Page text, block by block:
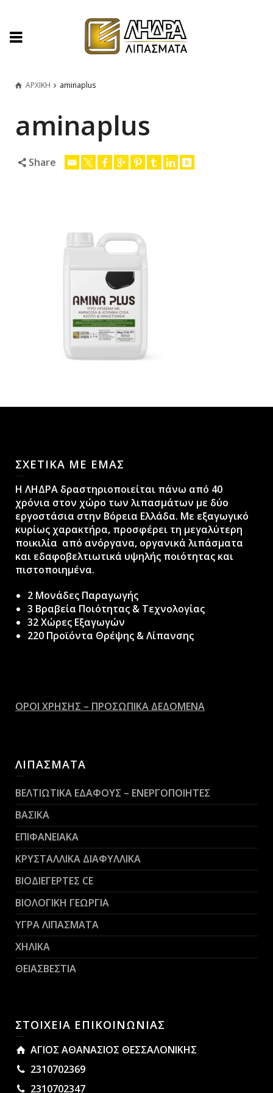
ΑΡΧΙΚΗ aminaplus
aminaplus
Share
ΣΧΕΤΙΚΑ ΜΕ ΕΜΑΣ
H ΛΗΔΡΑ δραστηριοποιείται πάνω από 40
χρόνια στον χώρο των λιπασμάτων με δύο
εργοστάσια στην Βόρεια Ελλάδα. Με εξαγωγικό
κυρίως χαρακτήρα, προσφέρει τη μεγαλύτερη
ποικιλία από ανόργανα, οργανικά λιπάσματα
και εδαφοβελτιωτικά υψηλής ποιότητας και
πιστοποιημένα.
2 Μονάδες Παραγωγής
3 Βραβεία Ποιότητας & Τεχνολογίας
32 Χώρες Εξαγωγών
220 Προϊόντα Θρέψης & Λίπανσης
ΟΡΟΙ ΧΡΗΣΗΣ – ΠΡΟΣΩΠΙΚΑ ΔΕΔΟΜΕΝΑ
ΛΙΠΑΣΜΑΤΑ
ΒΕΛΤΙΩΤΙΚΑ ΕΔΑΦΟΥΣ – ΕΝΕΡΓΟΠΟΙΗΤΕΣ
ΒΑΣΙΚΑ
ΕΠΙΦΑΝΕΙΑΚΑ
ΚΡΥΣΤΑΛΛΙΚΑ ΔΙΑΦΥΛΛΙΚΑ
ΒΙΟΔΙΕΓΕΡΤΕΣ CE
ΒΙΟΛΟΓΙΚΗ ΓΕΩΡΓΙΑ
ΥΓΡΑ ΛΙΠΑΣΜΑΤΑ
ΧΗΛΙΚΑ
ΘΕΙΑΣΒΕΣΤΙΑ
ΣΤΟΙΧΕΙΑ ΕΠΙΚΟΙΝΩΝΙΑΣ
ΑΓΙΟΣ ΑΘΑΝΑΣΙΟΣ ΘΕΣΣΑΛΟΝΙΚΗΣ
2310702369
2310702347